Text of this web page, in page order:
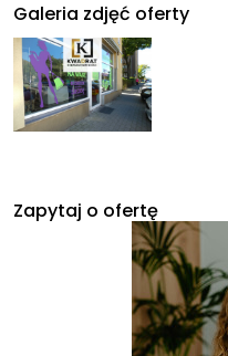
Galeria zdjęć oferty
Zapytaj o ofertę